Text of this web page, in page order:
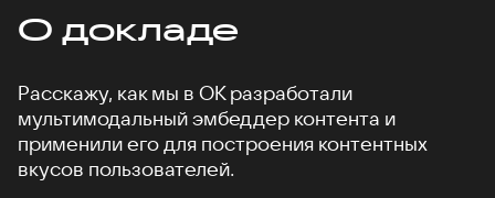
О докладе
Расскажу, как мы в ОК разработали
мультимодальный эмбеддер контента и
применили его для построения контентных
вкусов пользователей.